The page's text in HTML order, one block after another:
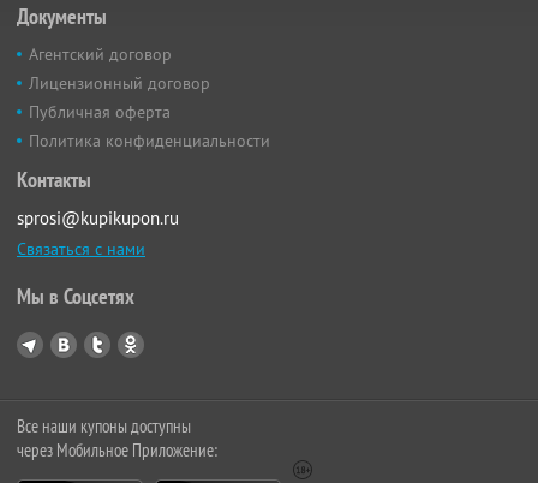
Документы
Агентский договор
Лицензионный договор
Публичная оферта
Политика конфиденциальности
Контакты
sprosi@kupikupon.ru
Связаться с нами
Мы в Соцсетях
Все наши купоны доступны
через Мобильное Приложение: